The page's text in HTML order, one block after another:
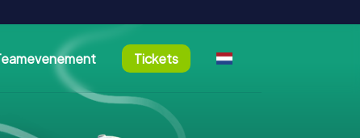
Tickets